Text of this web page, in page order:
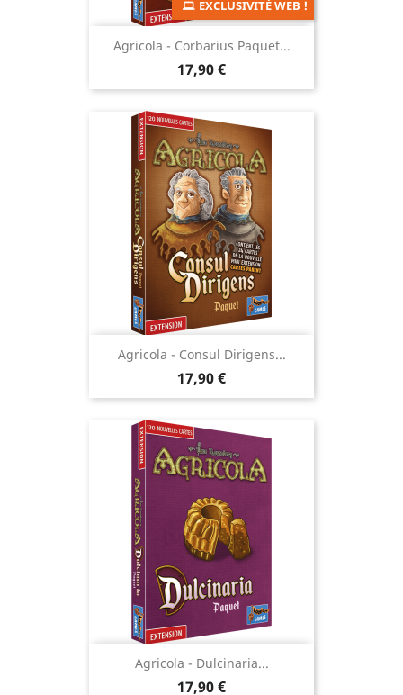
Agricola - Corbarius Paquet...
Prix
17,90 €
EXCLUSIVITÉ WEB !
Agricola - Consul Dirigens...
Prix
17,90 €
Agricola - Dulcinaria...
Prix
17,90 €